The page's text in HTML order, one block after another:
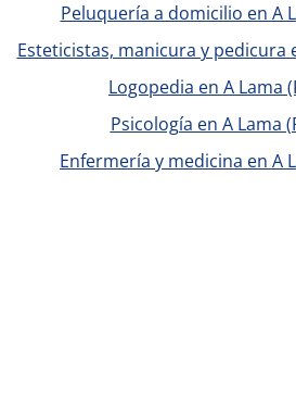
Peluquería a domicilio en A
Esteticistas, manicura y pedicura
Logopedia en A Lama
Psicología en A Lama
Enfermería y medicina en A